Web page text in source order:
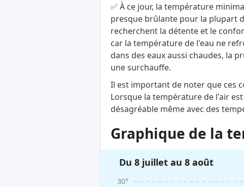
✅ À ce jour, la température
presque brûlante pour la plupart
recherchent la détente et le
car la température de l'eau ne
dans des eaux aussi chaudes, la
une surchauffe.
Il est important de noter que ces
Lorsque la température de l'air
désagréable même avec des
Graphique de la
Du 8 juillet au 8 août
30°